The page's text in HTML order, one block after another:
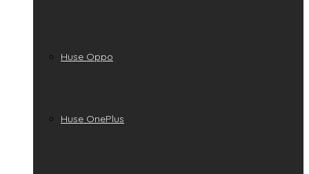
Huse Oppo
Huse OnePlus